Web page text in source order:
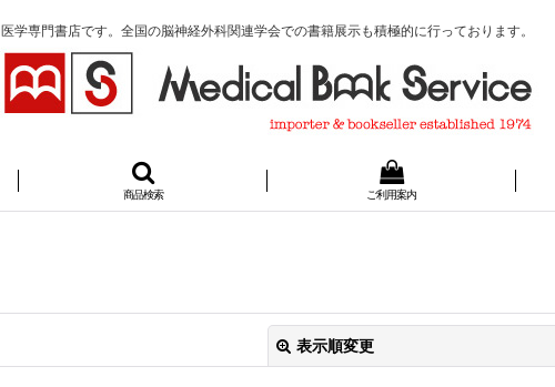
医学専門書店です。全国の脳神経外科関連学会での書籍展示も積極的に行っております。
商品検索 ご利用案内
表示順変更